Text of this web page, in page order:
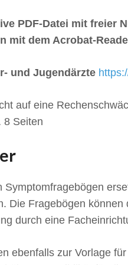
PDF-Datei mit freier
mit dem Acrobat-
und Jugendärzte
auf eine
8 Seiten
Die Fragebögen
durch eine
ebenfalls zur Vorlage